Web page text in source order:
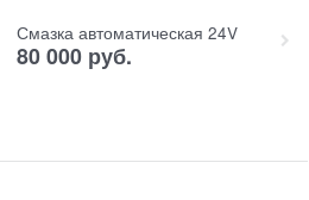
Смазка автоматическая 24V
80 000 руб.